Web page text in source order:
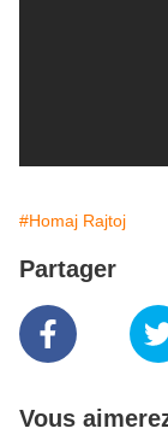
#Homaj Rajtoj
Partager
Vous